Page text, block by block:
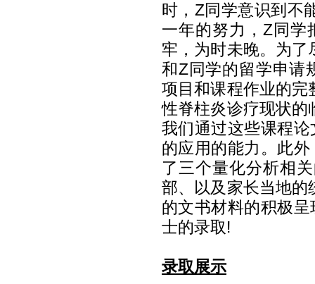
时， Z同学意识到不
一年的努力，Z同学
牢，为时未晚。为了
和Z同学的留学申请
项目和课程作业的完
性脊柱炎诊疗现状的
我们通过这些课程论
的应用的能力。此外
了三个量化分析相
部、以及家长当地的
的文书材料的积极呈
士的录取!
录取展示